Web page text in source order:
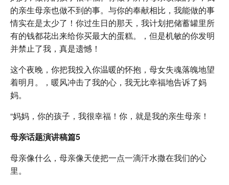
的亲生母亲也做不到的事。与你的奉献相比，我能做的事
情实在是太少了！你过生日的那天，我计划把储蓄罐里所
有的钱都花出来给你买最大的蛋糕。，但是机敏的你发明
并禁止了我，真是遗憾！
这个夜晚，你把我投入你温暖的怀抱，母女失魂落魄地望
着明月。，暖风冲击了我的心，我无比幸福地告诉了妈
妈。
“妈妈，你的孩子，我很幸福！你，就是我的亲生母亲！
母亲话题演讲稿篇5
母亲像什么，母亲像天使把一点一滴汗水撒在我们的心
里。